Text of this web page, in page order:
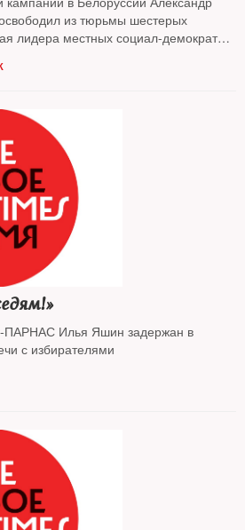
из тюрьмы шестерых
лидера местных социал-демократов,
Илья Яшин задержан в
с избирателями